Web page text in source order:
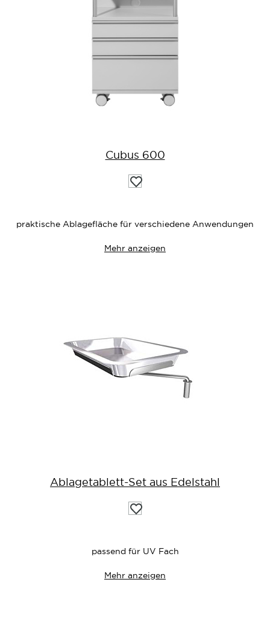
Cubus 600
Auf
die
praktische Ablagefläche für verschiedene Anwendungen
Mehr anzeigen
Ablagetablett-Set aus Edelstahl
Auf
die
passend für UV Fach
Mehr anzeigen